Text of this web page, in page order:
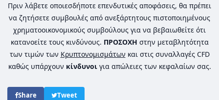
Πριν λάβετε οποιεσδήποτε επενδυτικές αποφάσεις, θα πρέπει
να ζητήσετε συμβουλές από ανεξάρτητους πιστοποιημένους
χρηματοοικονομικούς συμβούλους για να βεβαιωθείτε ότι
κατανοείτε τους κινδύνους. ΠΡΟΣΟΧΗ στην μεταβλητότητα
των τιμών των Κρυπτονομισμάτων και στις συναλλαγές CFD
καθώς υπάρχουν κίνδυνοιγια απώλειες των κεφαλαίων σας.
Share Tweet